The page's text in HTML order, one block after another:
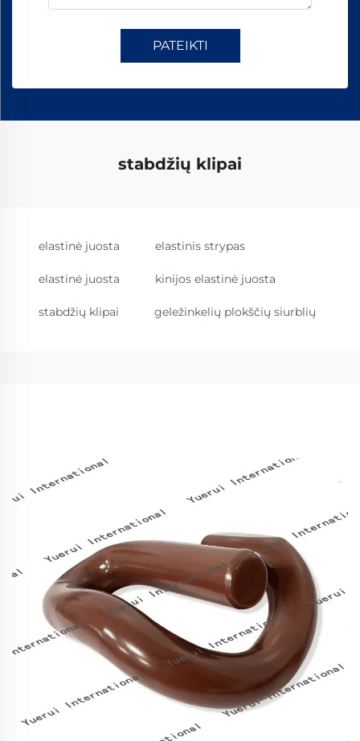
PATEIKTI
stabdžių klipai
elastinė juosta elastinis strypas
elastinė juosta kinijos elastinė juosta
stabdžių klipai geležinkelių plokščių siurblių